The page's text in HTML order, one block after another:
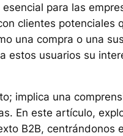
para las
clientes potenciales
una compra o una
estos usuarios su
implica una
En este artículo,
B2B, centrándonos